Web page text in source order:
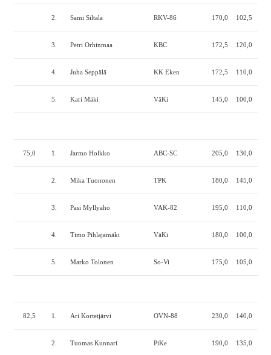
2. Sami Siltala RKV-86 170,0 102,5
3. Petri Orhinmaa KBC 172,5 120,0
4. Juha Seppälä KK Eken 172,5 110,0
5. Kari Mäki VäKi 145,0 100,0
75,0 1. Jarmo Holkko ABC-SC 205,0 130,0
2. Mika Tuononen TPK 180,0 145,0
3. Pasi Myllyaho VAK-82 195,0 110,0
4. Timo Pihlajamäki VäKi 180,0 100,0
5. Marko Tolonen So-Vi 175,0 105,0
82,5 1. Ari Kortetjärvi OVN-88 230,0 140,0
2. Tuomas Kunnari PiKe 190,0 135,0